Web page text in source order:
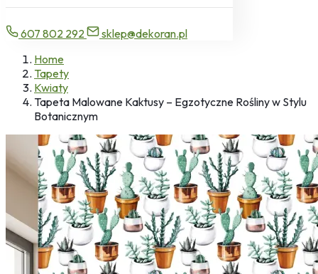
607 802 292
sklep@dekoran.pl
Home
Tapety
Kwiaty
Tapeta Malowane Kaktusy – Egzotyczne Rośliny w Stylu
Botanicznym